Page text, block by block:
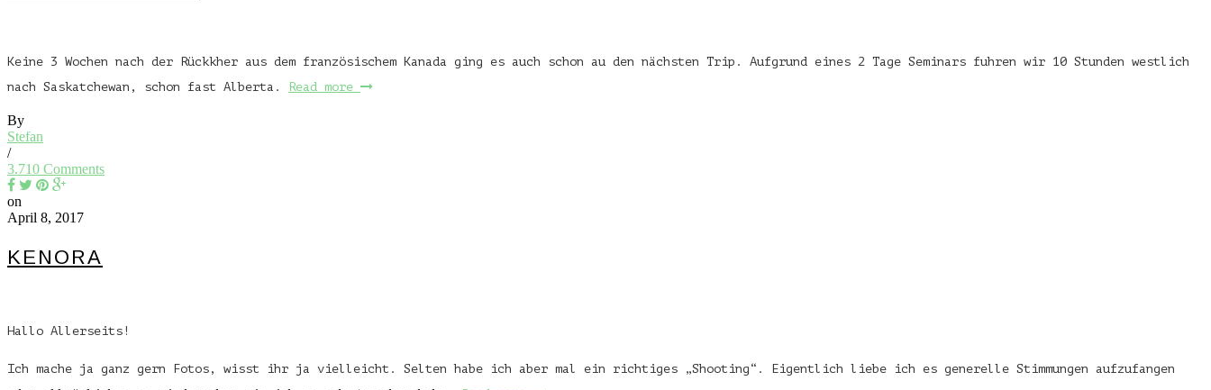
Keine 3 Wochen nach der Rückkher aus dem französischem Kanada ging es auch schon au den nächsten Trip. Aufgrund eines 2 Tage Seminars fuhren wir 10 Stunden westlich
nach Saskatchewan, schon fast Alberta.
Read more
By
Stefan
/
3.710 Comments
on
April 8, 2017
KENORA
Hallo Allerseits!
Ich mache ja ganz gern Fotos, wisst ihr ja vielleicht. Selten habe ich aber mal ein richtiges „Shooting“. Eigentlich liebe ich es generelle Stimmungen aufzufangen